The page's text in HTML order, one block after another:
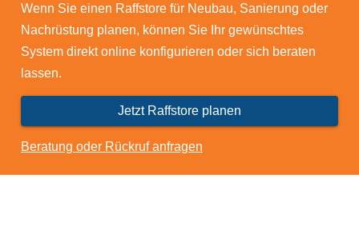
Wenn Sie einen Raffstore für Neubau, Sanierung oder
Nachrüstung planen, können Sie Ihr gewünschtes
System direkt online konfigurieren oder sich beraten
lassen.
Jetzt Raffstore planen
Beratung oder Rückruf anfragen